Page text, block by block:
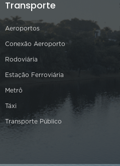
Transporte
Aeroportos
Conexão Aeroporto
Rodoviária
Estação Ferroviária
Metrô
Táxi
Transporte Público